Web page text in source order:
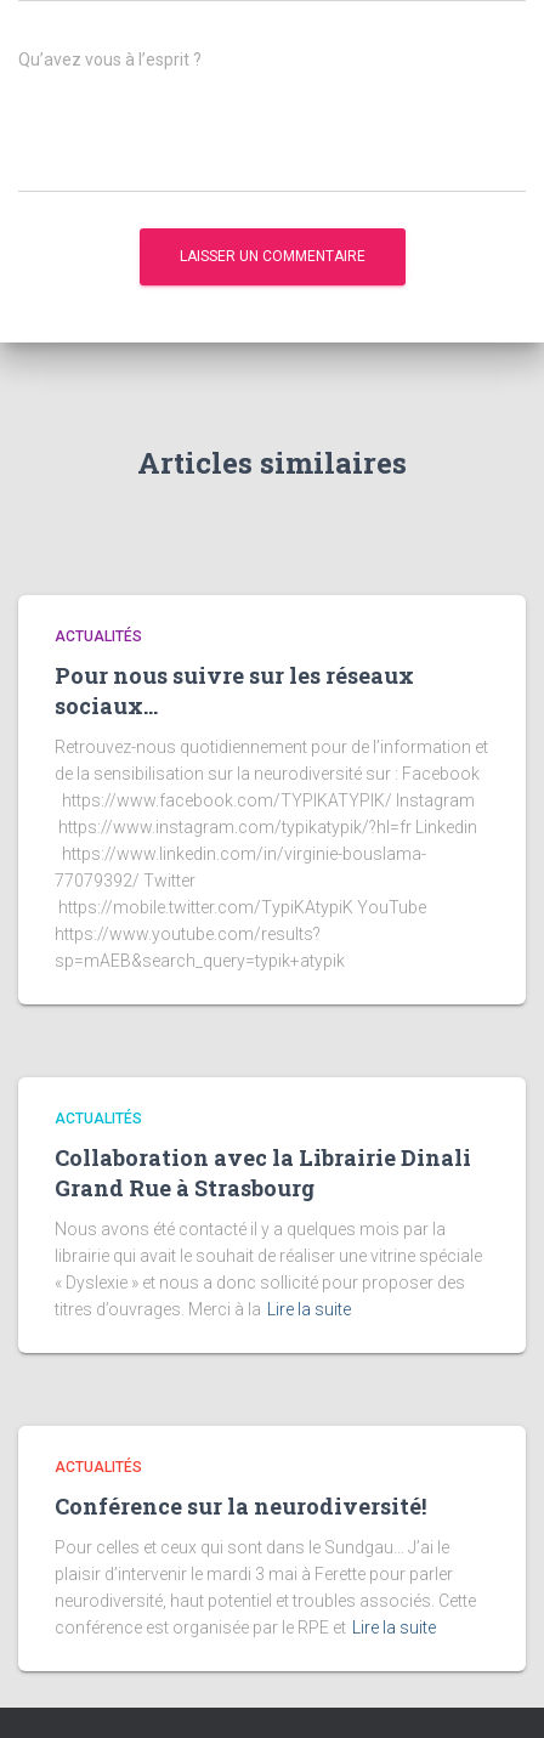
Qu’avez vous à l’esprit ?
Articles similaires
ACTUALITÉS
Pour nous suivre sur les réseaux
sociaux…
Retrouvez-nous quotidiennement pour de l’information et
de la sensibilisation sur la neurodiversité sur : Facebook
https://www.facebook.com/TYPIKATYPIK/ Instagram
https://www.instagram.com/typikatypik/?hl=fr Linkedin
https://www.linkedin.com/in/virginie-bouslama-
77079392/ Twitter
https://mobile.twitter.com/TypiKAtypiK YouTube
https://www.youtube.com/results?
sp=mAEB&search_query=typik+atypik
ACTUALITÉS
Collaboration avec la Librairie Dinali
Grand Rue à Strasbourg
Nous avons été contacté il y a quelques mois par la
librairie qui avait le souhait de réaliser une vitrine spéciale
« Dyslexie » et nous a donc sollicité pour proposer des
titres d’ouvrages. Merci à la
Lire la suite
ACTUALITÉS
Conférence sur la neurodiversité!
Pour celles et ceux qui sont dans le Sundgau… J’ai le
plaisir d’intervenir le mardi 3 mai à Ferette pour parler
neurodiversité, haut potentiel et troubles associés. Cette
conférence est organisée par le RPE et
Lire la suite